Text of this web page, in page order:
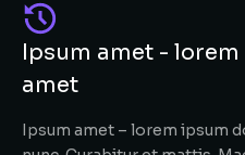
Ipsum amet -
amet
Ipsum amet – lorem ipsum